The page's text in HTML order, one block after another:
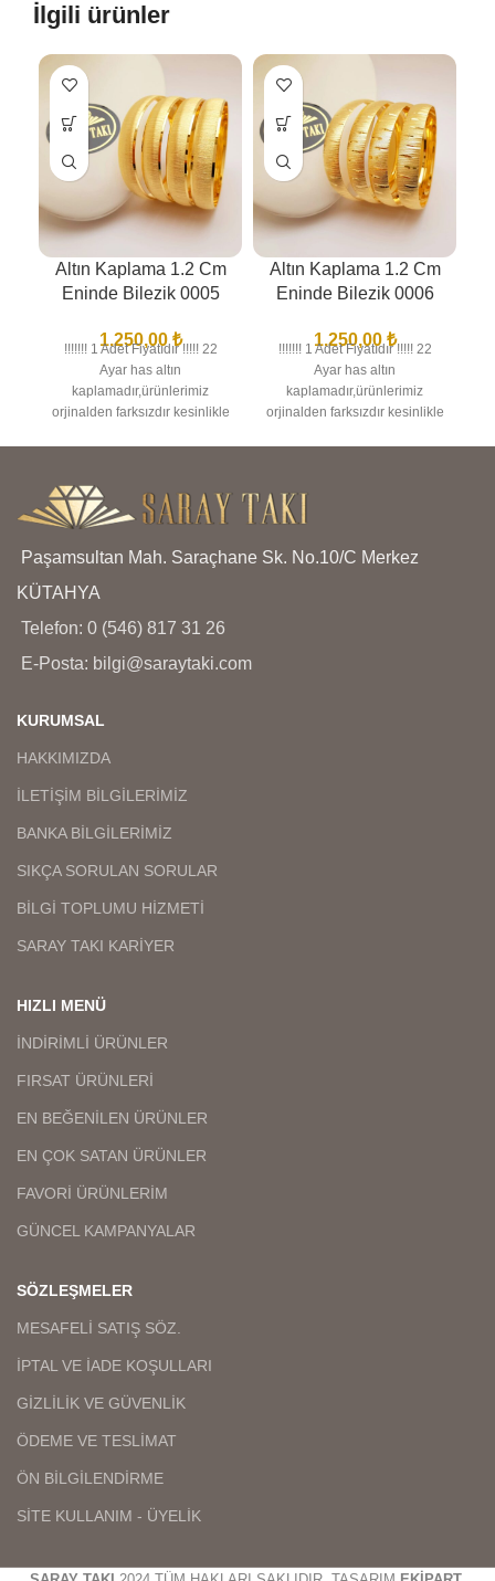
İlgili ürünler
Altın Kaplama 1.2 Cm
Eninde Bilezik 0005
1.250,00₺
!!!!!!! 1 Adet Fiyatıdır !!!!! 22
Ayar has altın
kaplamadır,ürünlerimiz
orjinalden farksızdır kesinlikle
olmaz,ürünlerimizin görselleri
bize aittir bu nedenle sizi
bölgelere ve kargo şirketinin
günü arası değişmektedir.
Altın Kaplama 1.2 Cm
Eninde Bilezik 0006
1.250,00₺
!!!!!!! 1 Adet Fiyatıdır !!!!! 22
Ayar has altın
kaplamadır,ürünlerimiz
orjinalden farksızdır kesinlikle
olmaz,ürünlerimizin görselleri
bize aittir bu nedenle sizi
bölgelere ve kargo şirketinin
Paşamsultan Mah. Saraçhane Sk. No.10/C Merkez
KÜTAHYA
Telefon: 0 (546) 817 31 26
E-Posta: bilgi@saraytaki.com
KURUMSAL
HAKKIMIZDA
İLETİŞİM BİLGİLERİMİZ
BANKA BİLGİLERİMİZ
SIKÇA SORULAN SORULAR
BİLGİ TOPLUMU HİZMETİ
SARAY TAKI KARİYER
HIZLI MENÜ
İNDİRİMLİ ÜRÜNLER
FIRSAT ÜRÜNLERİ
EN BEĞENİLEN ÜRÜNLER
EN ÇOK SATAN ÜRÜNLER
FAVORİ ÜRÜNLERİM
GÜNCEL KAMPANYALAR
SÖZLEŞMELER
MESAFELİ SATIŞ SÖZ.
İPTAL VE İADE KOŞULLARI
GİZLİLİK VE GÜVENLİK
ÖDEME VE TESLİMAT
ÖN BİLGİLENDİRME
SİTE KULLANIM - ÜYELİK